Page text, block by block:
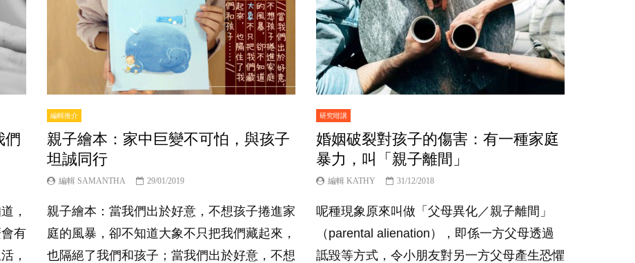
們
，
有
，
編輯推介
親子繪本：家中巨變不可怕，與孩子
坦誠同行
編輯 SAMANTHA 29/01/2019
親子繪本：當我們出於好意，不想孩子捲進家
庭的風暴，卻不知道大象不只把我們藏起來，
也隔絕了我們和孩子；當我們出於好意，不想
研究咁講
婚姻破裂對孩子的傷害：有一種家庭
暴力，叫「親子離間」
編輯 KATHY 31/12/2018
呢種現象原來叫做「父母異化／親子離間」
（parental alienation），即係一方父母透過
詆毀等方式，令小朋友對另一方父母產生恐懼